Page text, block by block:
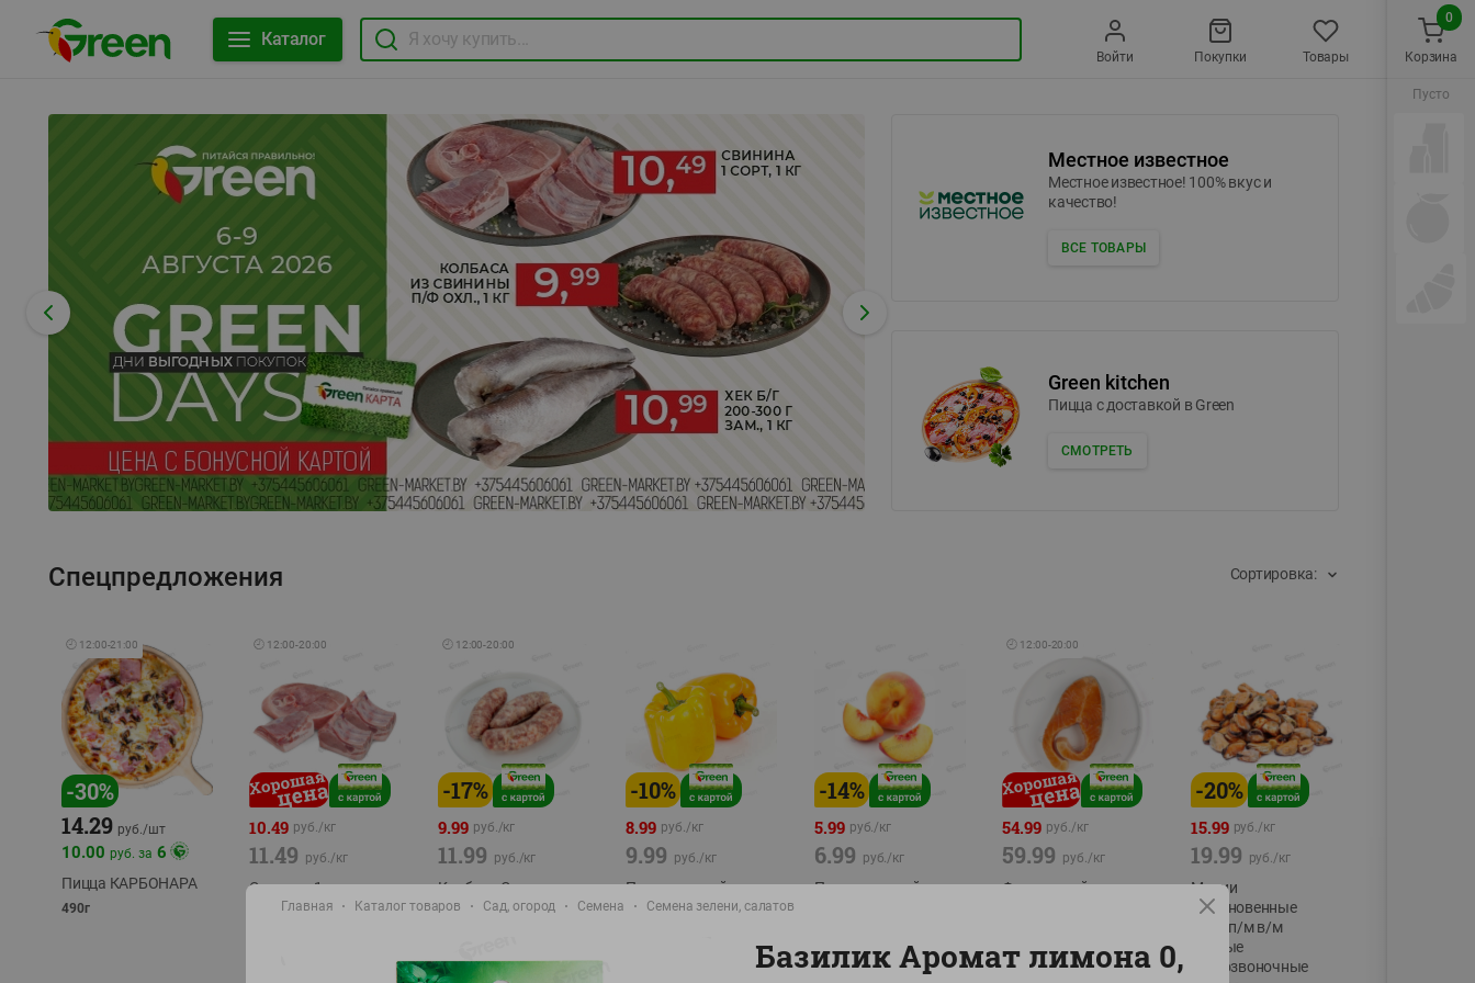
Каталог
Войти Покупки Товары
Местное известное
Местное известное! 100% вкус и
качество!
ВСЕ ТОВАРЫ
Green kitchen
Пицца c доставкой в Green
СМОТРЕТЬ
Спецпредложения Сортировка:
🕘 12:00-21:00
-30%
14.29 руб./шт
10.00 руб. за 6
Пицца КАРБОНАРА
490г
🕘 12:00-20:00
10.49 руб./кг
11.49 руб./кг
Свинина 1 с.
полуфабрикат,
🕘 12:00-20:00
-17%
9.99 руб./кг
11.99 руб./кг
Колбаса Свиная
полуфабрикат,
-10%
8.99 руб./кг
9.99 руб./кг
Перец желтый
Беларусь
-14%
5.99 руб./кг
6.99 руб./кг
Персик свежий вес
🕘 12:00-20:00
54.99 руб./кг
59.99 руб./кг
Форель стейк
фасовка:0,15-0,6кг
-20%
15.99 руб./кг
19.99 руб./кг
Мидии
обыкновенные
мясо п/м в/м
водные
беспозвоночные
Корзина
0
Пусто
Главная Каталог товаров Сад, огород Семена Семена зелени, салатов
Базилик Аромат лимона 0,